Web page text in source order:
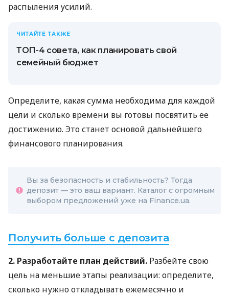
распыления усилий.
ЧИТАЙТЕ ТАКЖЕ
ТОП-4 совета, как планировать свой
семейный бюджет
Определите, какая сумма необходима для каждой
цели и сколько времени вы готовы посвятить ее
достижению. Это станет основой дальнейшего
финансового планирования.
Вы за безопасность и стабильность? Тогда
депозит — это ваш вариант. Каталог с огромным
выбором предложений уже на Finance.ua.
Получить больше с депозита
2. Разработайте план действий. Разбейте свою
цель на меньшие этапы реализации: определите,
сколько нужно откладывать ежемесячно и